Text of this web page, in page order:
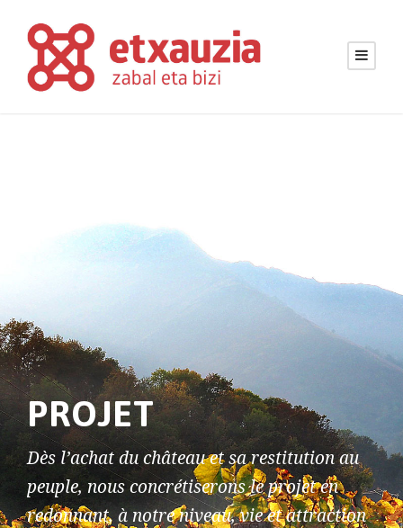
PROJET
Dès l’achat du château et sa restitution au
peuple, nous concrétiserons le projet en
redonnant, à notre niveau, vie et attraction